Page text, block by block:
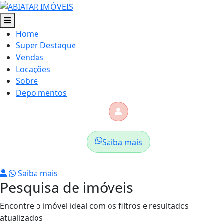
Home
Super Destaque
Vendas
Locações
Sobre
Depoimentos
Saiba mais
Saiba mais
Pesquisa de imóveis
Encontre o imóvel ideal com os filtros e resultados
atualizados